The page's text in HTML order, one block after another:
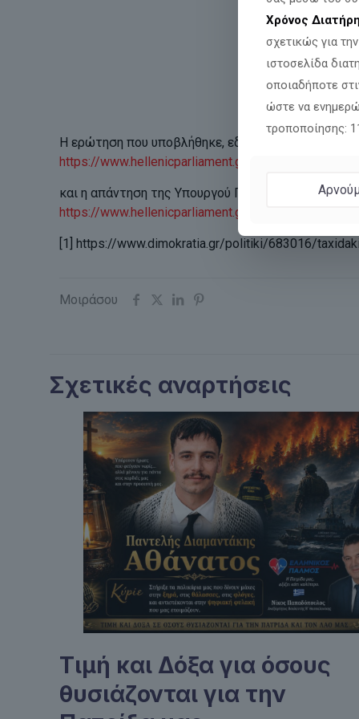
Η ερώτηση που υποβλήθηκε, εδώ:
https://www.hellenicparliament.gr/UserFiles/
και η απάντηση της Υπουργού Πολιτισμού εδώ:
https://www.hellenicparliament.gr/UserFiles/
[1] https://www.dimokratia.gr/politiki/683016/
Μοιράσου
Σχετικές αναρτήσεις
Τιμή και Δόξα για όσους
θυσιάζονται για την
Χρόνος
σχετικώς για
ιστοσελίδα
οποιαδήποτε
ώστε να
τροποποίησης: